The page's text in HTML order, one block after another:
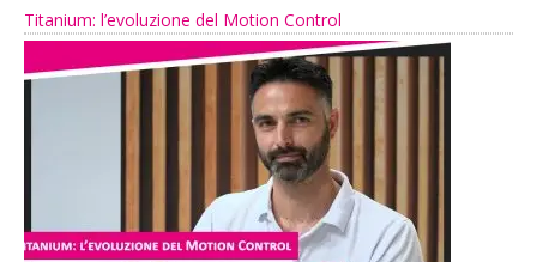
Titanium: l’evoluzione del Motion Control